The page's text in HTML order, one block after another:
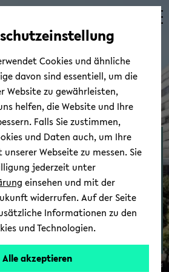
Automatische
vermeiden
zum
wechseln
zum
wechseln
zum
wechseln
Quan­tum fields on the
lat­ti­ce
© Uni­ver­si­tät Bie­le­feld
Cookies und ähnliche
davon sind essentiell, um die
Website zu gewährleisten,
helfen, die Website und Ihre
Falls Sie zustimmen,
und Daten auch, um Ihre
Webseite zu messen. Sie
jederzeit unter
einsehen und mit der
widerrufen. Auf der Seite
Informationen zu den
und Technologien.
Alle akzeptieren